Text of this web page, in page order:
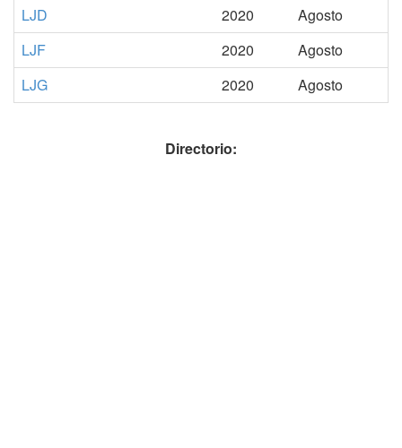
LJD
2020
Agosto
LJF
2020
Agosto
LJG
2020 Agosto
Directorio: